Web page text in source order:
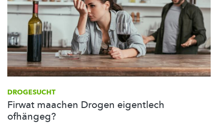
DROGESUCHT
Firwat maachen Drogen eigentlech
ofhängeg?